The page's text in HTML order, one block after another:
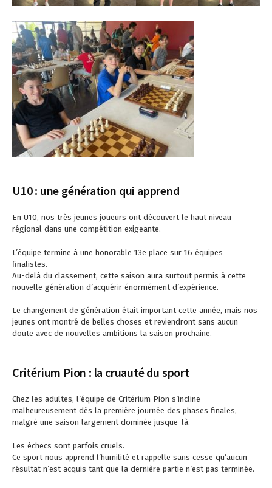
U10 : une génération qui apprend
En U10, nos très jeunes joueurs ont découvert le haut niveau
régional dans une compétition exigeante.
L’équipe termine à une honorable 13e place sur 16 équipes
finalistes.
Au-delà du classement, cette saison aura surtout permis à cette
nouvelle génération d’acquérir énormément d’expérience.
Le changement de génération était important cette année, mais nos
jeunes ont montré de belles choses et reviendront sans aucun
doute avec de nouvelles ambitions la saison prochaine.
Critérium Pion : la cruauté du sport
Chez les adultes, l’équipe de Critérium Pion s’incline
malheureusement dès la première journée des phases finales,
malgré une saison largement dominée jusque-là.
Les échecs sont parfois cruels.
Ce sport nous apprend l’humilité et rappelle sans cesse qu’aucun
résultat n’est acquis tant que la dernière partie n’est pas terminée.